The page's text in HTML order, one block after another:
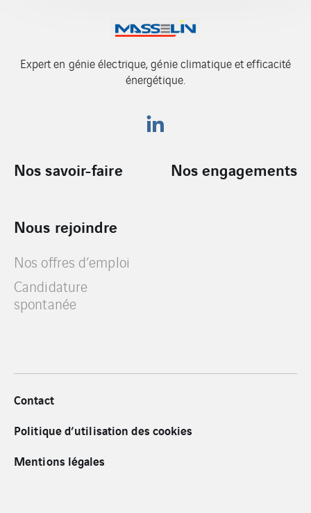
Expert en génie électrique, génie climatique et efficacité
énergétique.
Nos savoir-faire Nos engagements
Nous rejoindre
Nos offres d’emploi
Candidature
spontanée
Contact
Politique d’utilisation des cookies
Mentions légales